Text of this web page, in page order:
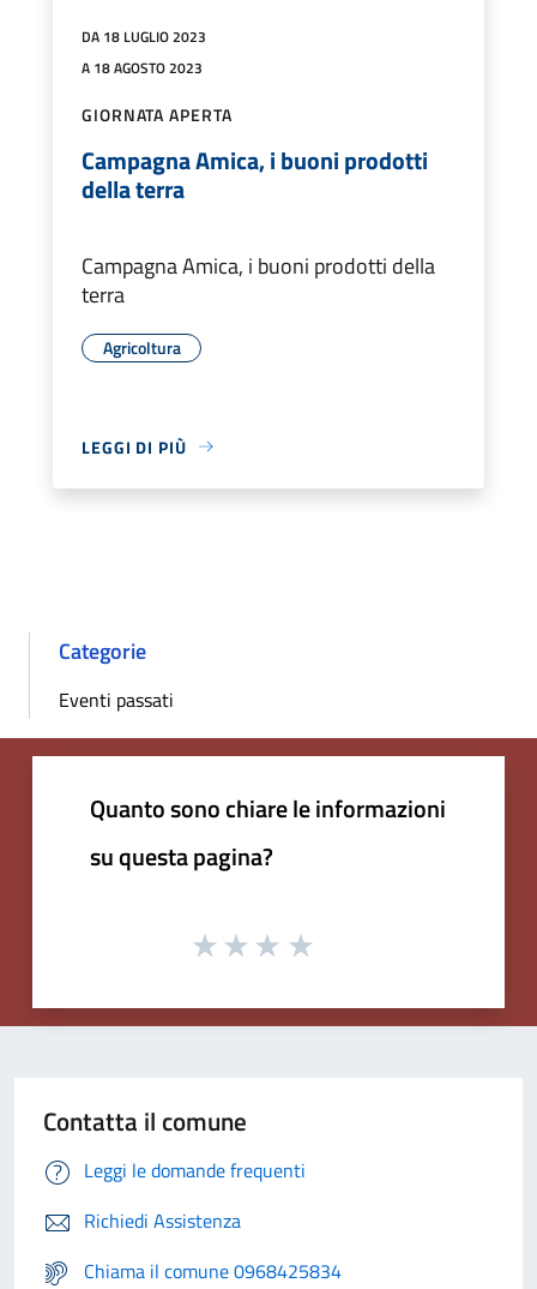
DA 18 LUGLIO 2023
A 18 AGOSTO 2023
GIORNATA APERTA
Campagna Amica, i buoni prodotti
della terra
Campagna Amica, i buoni prodotti della
terra
Agricoltura
LEGGI DI PIÙ
Categorie
Eventi passati
Quanto sono chiare le informazioni
su questa pagina?
Contatta il comune
Leggi le domande frequenti
Richiedi Assistenza
Chiama il comune 0968425834